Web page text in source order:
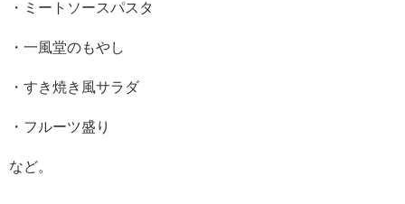
・ミートソースパスタ
・一風堂のもやし
・すき焼き風サラダ
・フルーツ盛り
など。